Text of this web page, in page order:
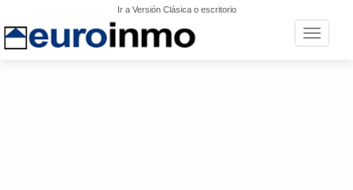
Ir a Versión Clásica o escritorio
Toggle